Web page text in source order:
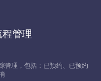
管理
管理，包括：已预约、已预约